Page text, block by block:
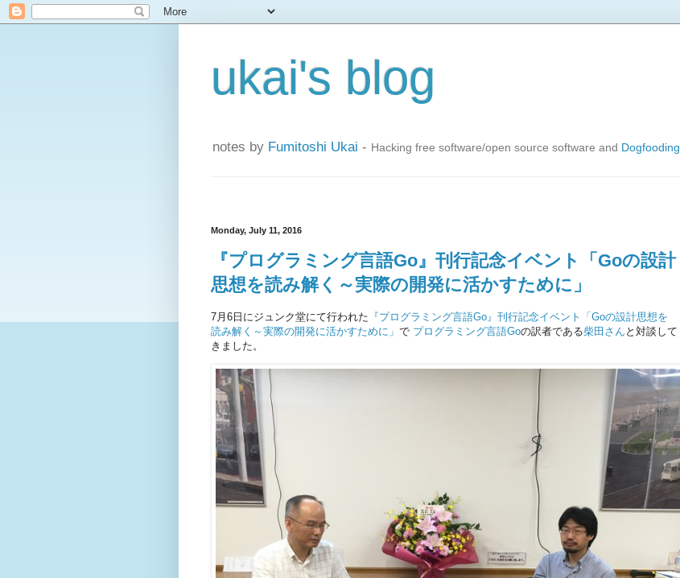
ukai's blog
notes by Fumitoshi Ukai - Hacking free software/open source software and Dogfooding
Monday, July 11, 2016
『プログラミング言語Go』刊行記念イベント「Goの設計
思想を読み解く～実際の開発に活かすために」
7月6日にジュンク堂にて行われた 『プログラミング言語Go』刊行記念イベント「Goの設計思想を
読み解く～実際の開発に活かすために」 で プログラミング言語Goの訳者である柴田さん と対談して
きました。